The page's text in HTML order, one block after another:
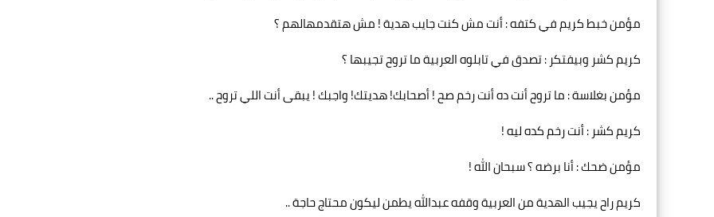
مؤمن خبط كريم في كتفه : أنت مش كنت جايب هدية ! مش هتقدمهالهم ؟
كريم كشر وبيفتكر : تصدق في تابلوه العربية ما تروح تجيبها ؟
مؤمن بغلاسة : ما تروح أنت ده أنت رخم صح ! أصحابك! هديتك! واجبك ! يبقى أنت اللي تروح ..
كريم كشر : أنت رخم كده ليه !
مؤمن ضحك : أنا برضه ؟ سبحان الله !
كريم راح يجيب الهدية من العربية وقفه عبدالله يطمن ليكون محتاج حاجة ..